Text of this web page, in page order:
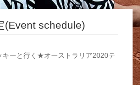
(Event schedule)
キーと行く★オーストラリア2020テ